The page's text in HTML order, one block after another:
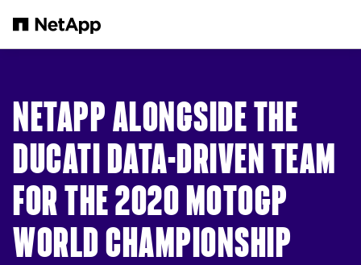
NETAPP ALONGSIDE THE
DUCATI DATA-DRIVEN TEAM
FOR THE 2020 MOTOGP
WORLD CHAMPIONSHIP